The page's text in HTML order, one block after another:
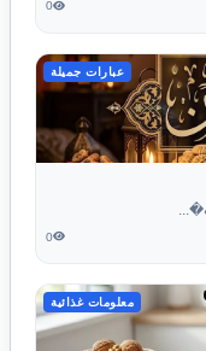
عبارات جميلة
معلومات غذائية